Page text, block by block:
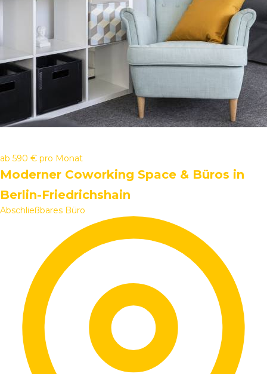
ab 590 € pro Monat
Moderner Coworking Space & Büros in
Berlin-Friedrichshain
Abschließbares Büro